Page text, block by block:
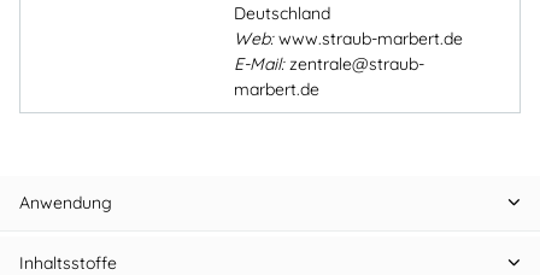
Deutschland
Web:www.straub-marbert.de
E-Mail:zentrale@straub-
marbert.de
Anwendung
Inhaltsstoffe